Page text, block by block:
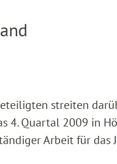
streiten
4. Quartal 2009 in
Arbeit für das